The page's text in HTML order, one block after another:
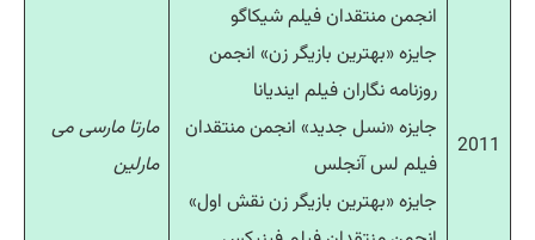
2011
انجمن منتقدان فیلم شیکاگو
جایزه «بهترین بازیگر زن» انجمن
روزنامه نگاران فیلم ایندیانا
جایزه «نسل جدید» انجمن منتقدان
فیلم لس آنجلس
جایزه «بهترین بازیگر زن نقش اول»
مارتا مارسی می
مارلین